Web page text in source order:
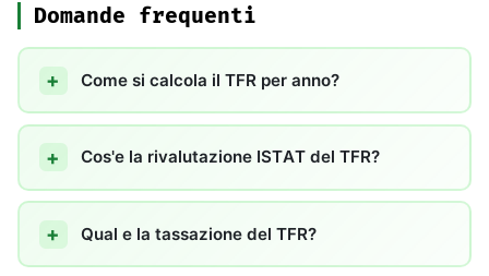
Domande frequenti
Come si calcola il TFR per anno?
Cos'e la rivalutazione ISTAT del TFR?
Qual e la tassazione del TFR?